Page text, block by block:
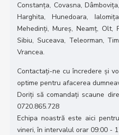
Constanța, Covasna,
Harghita, Hunedoara,
Mehedinți, Mureș, Neamț, Olt,
Sibiu, Suceava, Teleorman,
Vrancea.
Contactați-ne cu încredere și
optime pentru afacerea
Doriți să comandați scaune
0720.865.728
Echipa noastră este aici
vineri, în intervalul orar 09:00 -